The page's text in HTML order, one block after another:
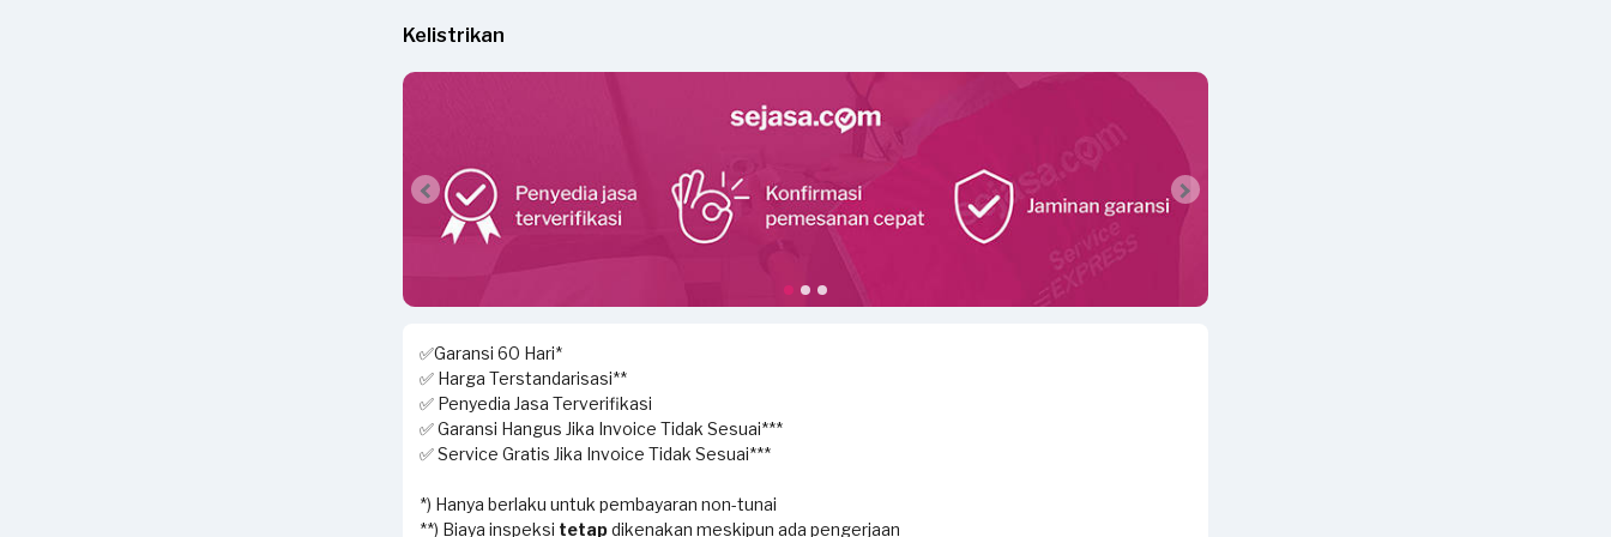
Kelistrikan
✅Garansi 60 Hari*
✅ Harga Terstandarisasi**
✅ Penyedia Jasa Terverifikasi
✅ Garansi Hangus Jika Invoice Tidak Sesuai***
✅ Service Gratis Jika Invoice Tidak Sesuai***
*) Hanya berlaku untuk pembayaran non-tunai
**) Biaya inspeksi tetapdikenakan meskipun ada pengerjaan